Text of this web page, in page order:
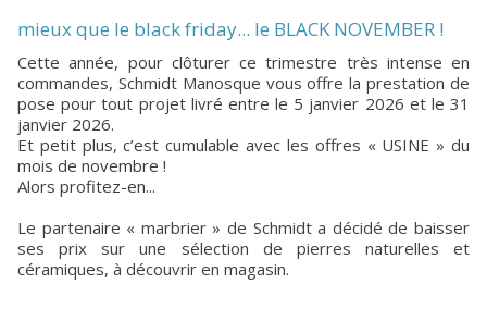
mieux que le black friday... le BLACK NOVEMBER !
Cette année, pour clôturer ce trimestre très intense en
commandes, Schmidt Manosque vous offre la prestation de
pose pour tout projet livré entre le 5 janvier 2026 et le 31
janvier 2026.
Et petit plus, c’est cumulable avec les offres « USINE » du
mois de novembre !
Alors profitez-en...
Le partenaire « marbrier » de Schmidt a décidé de baisser
ses prix sur une sélection de pierres naturelles et
céramiques, à découvrir en magasin.